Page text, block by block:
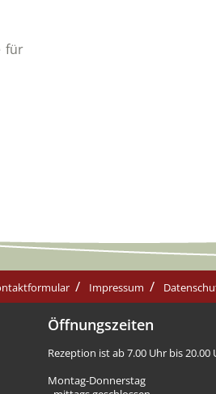
für
Impressum
Öffnungszeiten
Rezeption ist ab 7.00 Uhr bis 20.00
Montag-Donnerstag